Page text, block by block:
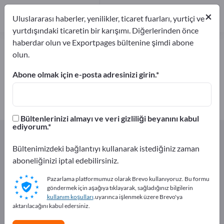
Yem tohumluğu – üreticileri ve
1
Üreticiler
Exportpages
Yem tohumluğu
Exportpages'te ücretsiz reklam
verin!
İhtiyaçlar – Teklifler – İkinci El Ürünler – İş İletişim
×
Uluslararası haberler, yenilikler, ticaret fuarları, yurtiçi ve
yurtdışındaki ticaretin bir karışımı. Diğerlerinden önce
haberdar olun ve Exportpages bültenine şimdi abone
olun.
Abone olmak için e-posta adresinizi girin.
Bültenlerinizi almayı ve veri gizliliği beyanını kabul
ediyorum.
Bültenimizdeki bağlantıyı kullanarak istediğiniz zaman
aboneliğinizi iptal edebilirsiniz.
Pazarlama platformumuz olarak Brevo kullanıyoruz. Bu formu
göndermek için aşağıya tıklayarak, sağladığınız bilgilerin
kullanım koşulları.uyarınca işlenmek üzere Brevo'ya
aktarılacağını kabul edersiniz.